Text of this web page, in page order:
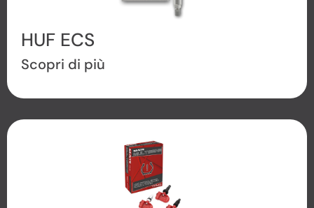
HUF ECS
Scopri di più